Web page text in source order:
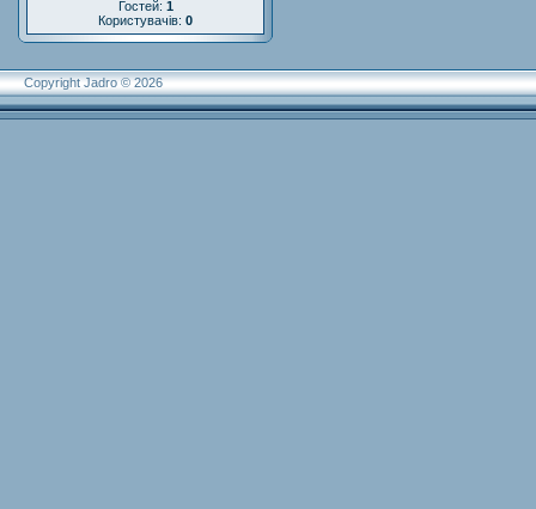
Гостей: 1
Користувачів: 0
Copyright Jadro © 2026